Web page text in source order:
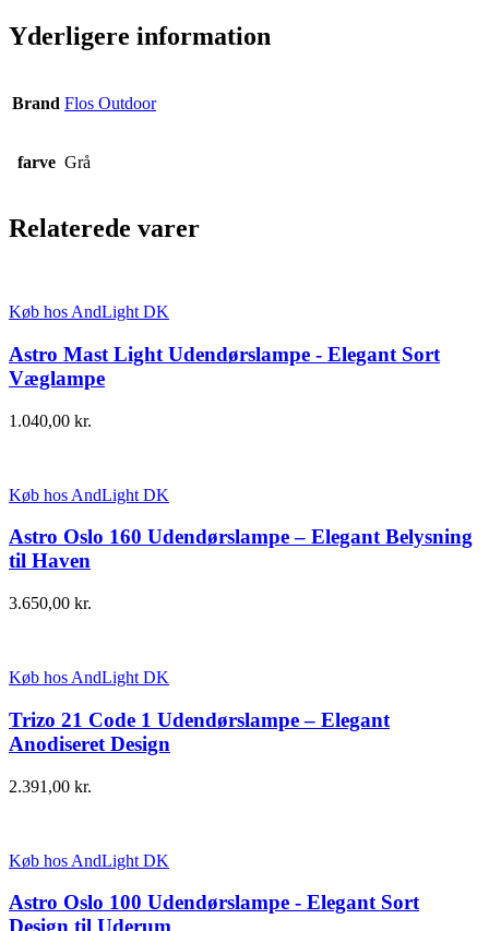
Yderligere information
Brand Flos Outdoor
farve Grå
Relaterede varer
Køb hos AndLight DK
Astro Mast Light Udendørslampe - Elegant Sort
Væglampe
1.040,00 kr.
Køb hos AndLight DK
Astro Oslo 160 Udendørslampe – Elegant Belysning
til Haven
3.650,00 kr.
Køb hos AndLight DK
Trizo 21 Code 1 Udendørslampe – Elegant
Anodiseret Design
2.391,00 kr.
Køb hos AndLight DK
Astro Oslo 100 Udendørslampe - Elegant Sort